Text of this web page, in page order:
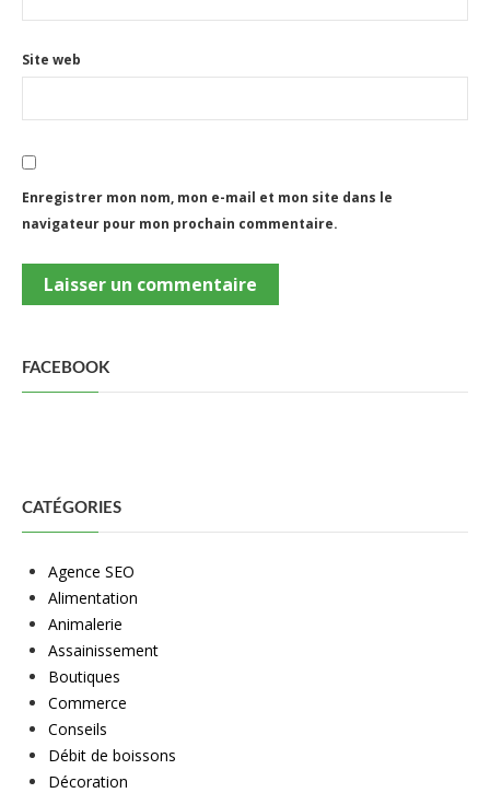
Site web
Enregistrer mon nom, mon e-mail et mon site dans le
navigateur pour mon prochain commentaire.
FACEBOOK
CATÉGORIES
Agence SEO
Alimentation
Animalerie
Assainissement
Boutiques
Commerce
Conseils
Débit de boissons
Décoration